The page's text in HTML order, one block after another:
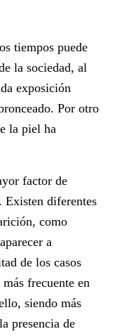
tiempos puede
la sociedad, al
exposición
. Por otro
la piel ha
factor de
Existen diferentes
como
a
de los casos
frecuente en
siendo más
presencia de